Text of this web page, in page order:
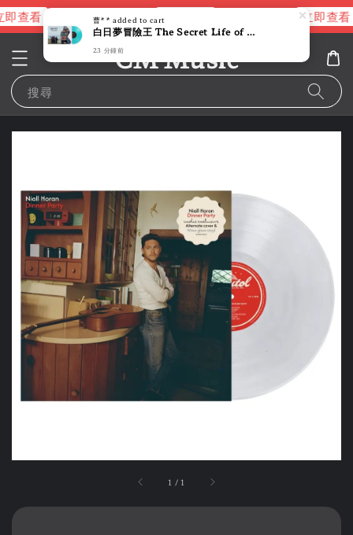
查看 進擊的巨人片頭曲 立即查看 立即查看
CM Music
搜尋
1 /1
曹** added to cart
白日夢冒險王 The Secret Life of Walter Mitty 原聲帶 【限量1,000張個別編號】（黑膠唱片LP）
23 分鐘前